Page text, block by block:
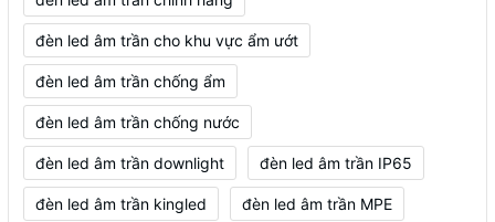
đèn led âm trần cho khu vực ẩm ướt
đèn led âm trần chống ẩm
đèn led âm trần chống nước
đèn led âm trần downlight đèn led âm trần IP65
đèn led âm trần kingled đèn led âm trần MPE